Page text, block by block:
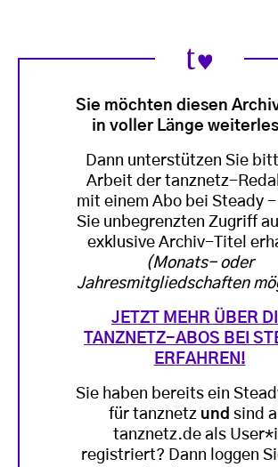
Sie möchten diesen
in voller Länge
Dann unterstützen Sie
Arbeit der tanznetz-
mit einem Abo bei Steady
Sie unbegrenzten Zugriff
exklusive Archiv-Titel
(Monats- oder
Jahresmitgliedschaften
JETZT MEHR ÜBER
TANZNETZ-ABOS BEI
ERFAHREN!
Sie haben bereits ein
für tanznetz und sind
tanznetz.de als
registriert? Dann loggen